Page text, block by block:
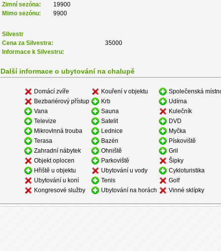
Zimní sezóna:
19900
Mimo sezónu:
9900
Silvestr
Cena za Silvestra:
35000
Informace k Silvestru:
Další informace o ubytování na chalupě
Domácí zvíře Kouření v objektu
Společenská
Bezbariérový přístup
Krb
Udírna
Vana
Sauna
Kulečník
Televize
Satelit
DVD
Mikrovlnná trouba
Lednice
Myčka
Terasa
Bazén
Pískoviště
Zahradní nábytek
Ohniště
Gril
Objekt oplocen
Parkoviště
Šipky
Hřiště u objektu
Ubytování u vody
Cykloturistika
Ubytování u koní
Tenis
Golf
Kongresové služby
Ubytování na horách Vinné sklípky